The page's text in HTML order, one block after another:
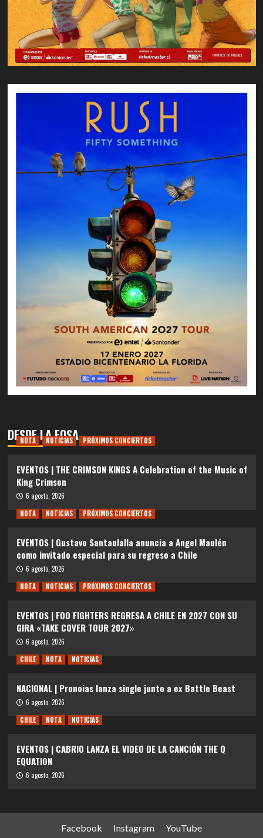
DESDE LA FOSA
NOTA NOTICIAS PRÓXIMOS CONCIERTOS
EVENTOS | THE CRIMSON KINGS A Celebration of the Music of
King Crimson
6 agosto, 2026
NOTA
NOTICIAS PRÓXIMOS CONCIERTOS
EVENTOS | Gustavo Santaolalla anuncia a Angel Maulén
como invitado especial para su regreso a Chile
6 agosto, 2026
NOTA
NOTICIAS PRÓXIMOS CONCIERTOS
EVENTOS | FOO FIGHTERS REGRESA A CHILE EN 2027 CON SU
GIRA «TAKE COVER TOUR 2027»
6 agosto, 2026
CHILE
NOTA NOTICIAS
NACIONAL | Pronoias lanza single junto a ex Battle Beast
6 agosto, 2026
CHILE
NOTA NOTICIAS
EVENTOS | CABRIO LANZA EL VIDEO DE LA CANCIÓN THE Q
EQUATION
6 agosto, 2026
Facebook Instagram YouTube